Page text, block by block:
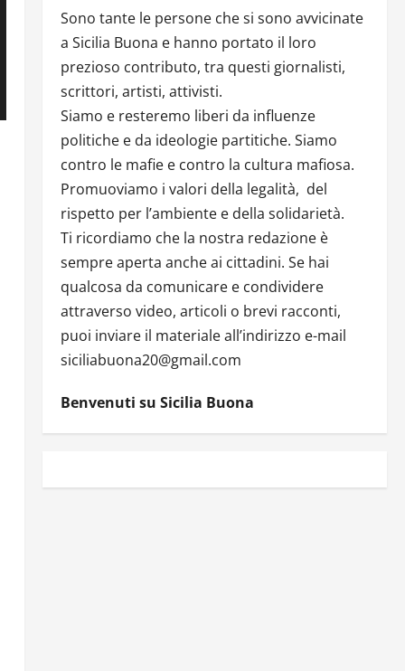
Sono tante le persone che si sono avvicinate
a Sicilia Buona e hanno portato il loro
prezioso contributo, tra questi giornalisti,
scrittori, artisti, attivisti.
Siamo e resteremo liberi da influenze
politiche e da ideologie partitiche. Siamo
contro le mafie e contro la cultura mafiosa.
Promuoviamo i valori della legalità, del
rispetto per l’ambiente e della solidarietà.
Ti ricordiamo che la nostra redazione è
sempre aperta anche ai cittadini. Se hai
qualcosa da comunicare e condividere
attraverso video, articoli o brevi racconti,
puoi inviare il materiale all’indirizzo e-mail
siciliabuona20@gmail.com
Benvenuti su Sicilia Buona